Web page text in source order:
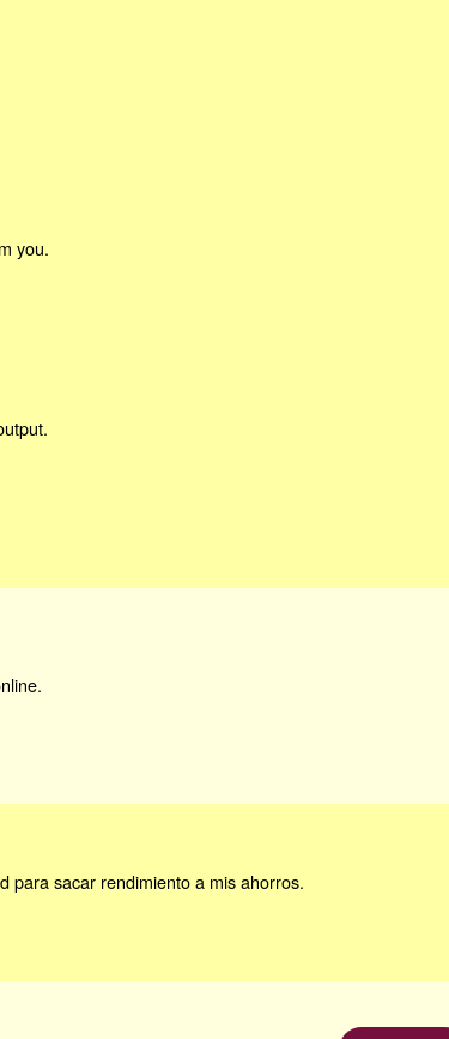
you.
para sacar rendimiento a mis ahorros.